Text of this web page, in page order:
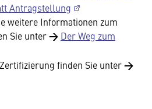
Antragstellung
weitere Informationen zum
Sie unter→ Der Weg zum
finden Sie unter→